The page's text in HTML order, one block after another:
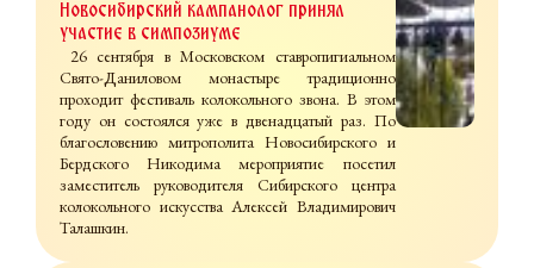
Новосибирский кампанолог принял
участие в симпозиуме
26 сентября в Московском ставропигиальном
Свято-Даниловом монастыре традиционно
проходит фестиваль колокольного звона. В этом
году он состоялся уже в двенадцатый раз. По
благословению митрополита Новосибирского и
Бердского Никодима мероприятие посетил
заместитель руководителя Сибирского центра
колокольного искусства Алексей Владимирович
Талашкин.